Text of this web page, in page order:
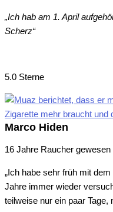
„Ich hab am 1. April
Scherz“
5.0 Sterne
Marco Hiden
16 Jahre Raucher gewesen
„Ich habe sehr früh mit
Jahre immer wieder
teilweise nur ein paar Tage,